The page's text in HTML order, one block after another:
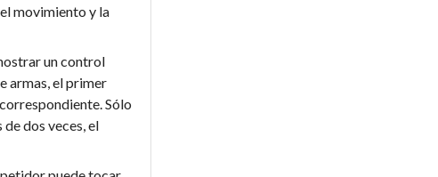
movimiento y la
un control
armas, el primer
Sólo
dos veces, el